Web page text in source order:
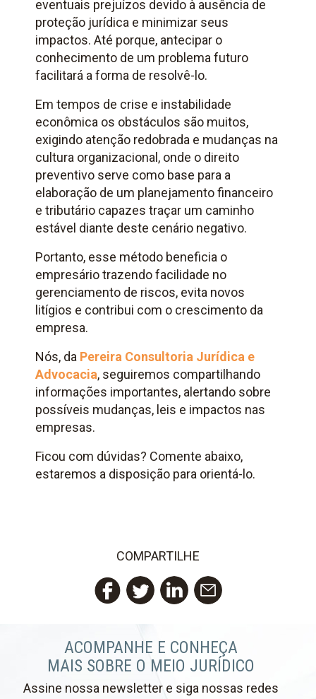
eventuais prejuízos devido à ausência de
proteção jurídica e minimizar seus
impactos. Até porque, antecipar o
conhecimento de um problema futuro
facilitará a forma de resolvê-lo.
Em tempos de crise e instabilidade
econômica os obstáculos são muitos,
exigindo atenção redobrada e mudanças na
cultura organizacional, onde o direito
preventivo serve como base para a
elaboração de um planejamento financeiro
e tributário capazes traçar um caminho
estável diante deste cenário negativo.
Portanto, esse método beneficia o
empresário trazendo facilidade no
gerenciamento de riscos, evita novos
litígios e contribui com o crescimento da
empresa.
Nós, da Pereira Consultoria Jurídica e
Advocacia, seguiremos compartilhando
informações importantes, alertando sobre
possíveis mudanças, leis e impactos nas
empresas.
Ficou com dúvidas? Comente abaixo,
estaremos a disposição para orientá-lo.
COMPARTILHE
Facebook
TwitterLinkedIn
Email
ACOMPANHE E CONHEÇA
MAIS SOBRE O MEIO JURÍDICO
Assine nossa newsletter e siga nossas redes